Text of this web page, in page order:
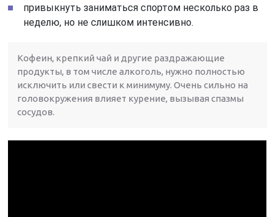
привыкнуть заниматься спортом несколько раз в
неделю, но не слишком интенсивно.
Кофеин, крепкий чай и другие раздражающие
продукты, в том числе алкоголь, нужно полностью
исключить или свести к минимуму. Очень сильно на
головокружения влияет курение, вызывая спазмы
сосудов.